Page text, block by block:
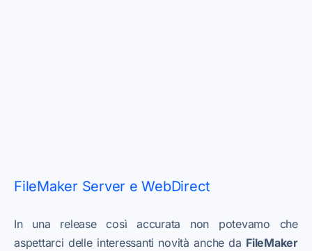
FileMaker Server e WebDirect
In una release così accurata non potevamo che
aspettarci delle interessanti novità anche da FileMaker